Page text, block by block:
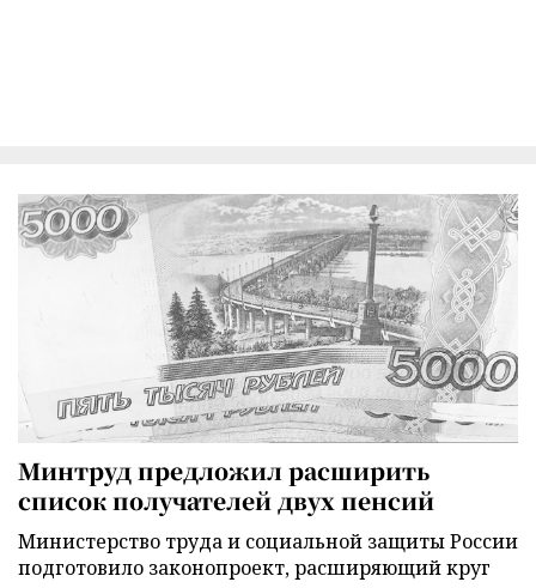
Минтруд предложил расширить
список получателей двух пенсий
Министерство труда и социальной защиты России
подготовило законопроект, расширяющий круг